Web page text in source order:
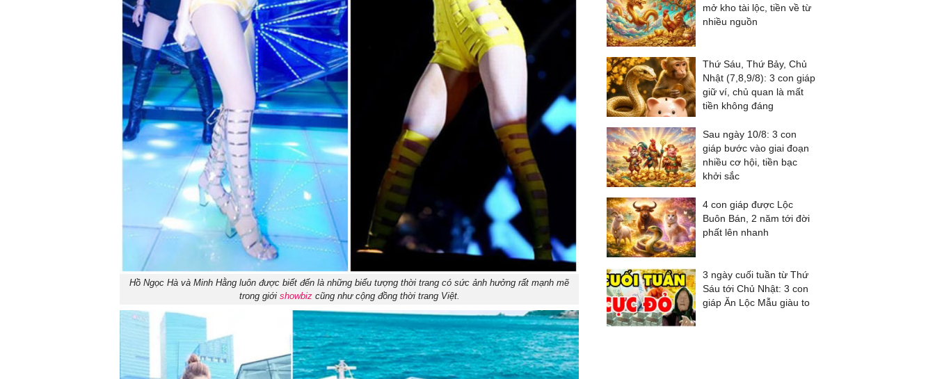
Hồ Ngọc Hà và Minh Hằng luôn được biết đến là những biểu tượng thời trang có sức ảnh hưởng rất mạnh mẽ
trong giới showbizcũng như cộng đồng thời trang Việt.
mở kho tài lộc, tiền về từ
nhiều nguồn
Thứ Sáu, Thứ Bảy, Chủ
Nhật (7,8,9/8): 3 con giáp
giữ ví, chủ quan là mất
tiền không đáng
Sau ngày 10/8: 3 con
giáp bước vào giai đoạn
nhiều cơ hội, tiền bạc
khởi sắc
4 con giáp được Lộc
Buôn Bán, 2 năm tới đời
phất lên nhanh
3 ngày cuối tuần từ Thứ
Sáu tới Chủ Nhật: 3 con
giáp Ăn Lộc Mẫu giàu to